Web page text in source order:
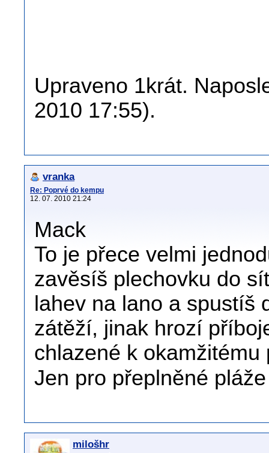
Upraveno 1krát.
2010 17:55).
vranka
Re: Poprvé do kempu
12. 07. 2010 21:24
Mack
To je přece velmi
zavěsíš plechovku do
lahev na lano a spustíš
zátěží, jinak hrozí
chlazené k okamžitému
Jen pro přeplněné
milošhr